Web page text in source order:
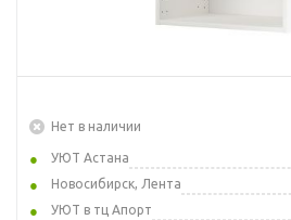
Нет в наличии
УЮТ Астана
Новосибирск, Лента
УЮТ в тц Апорт